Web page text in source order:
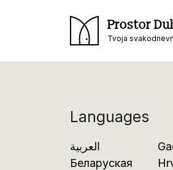
Prostor
Tvoja
Languages
العربية
Беларуская